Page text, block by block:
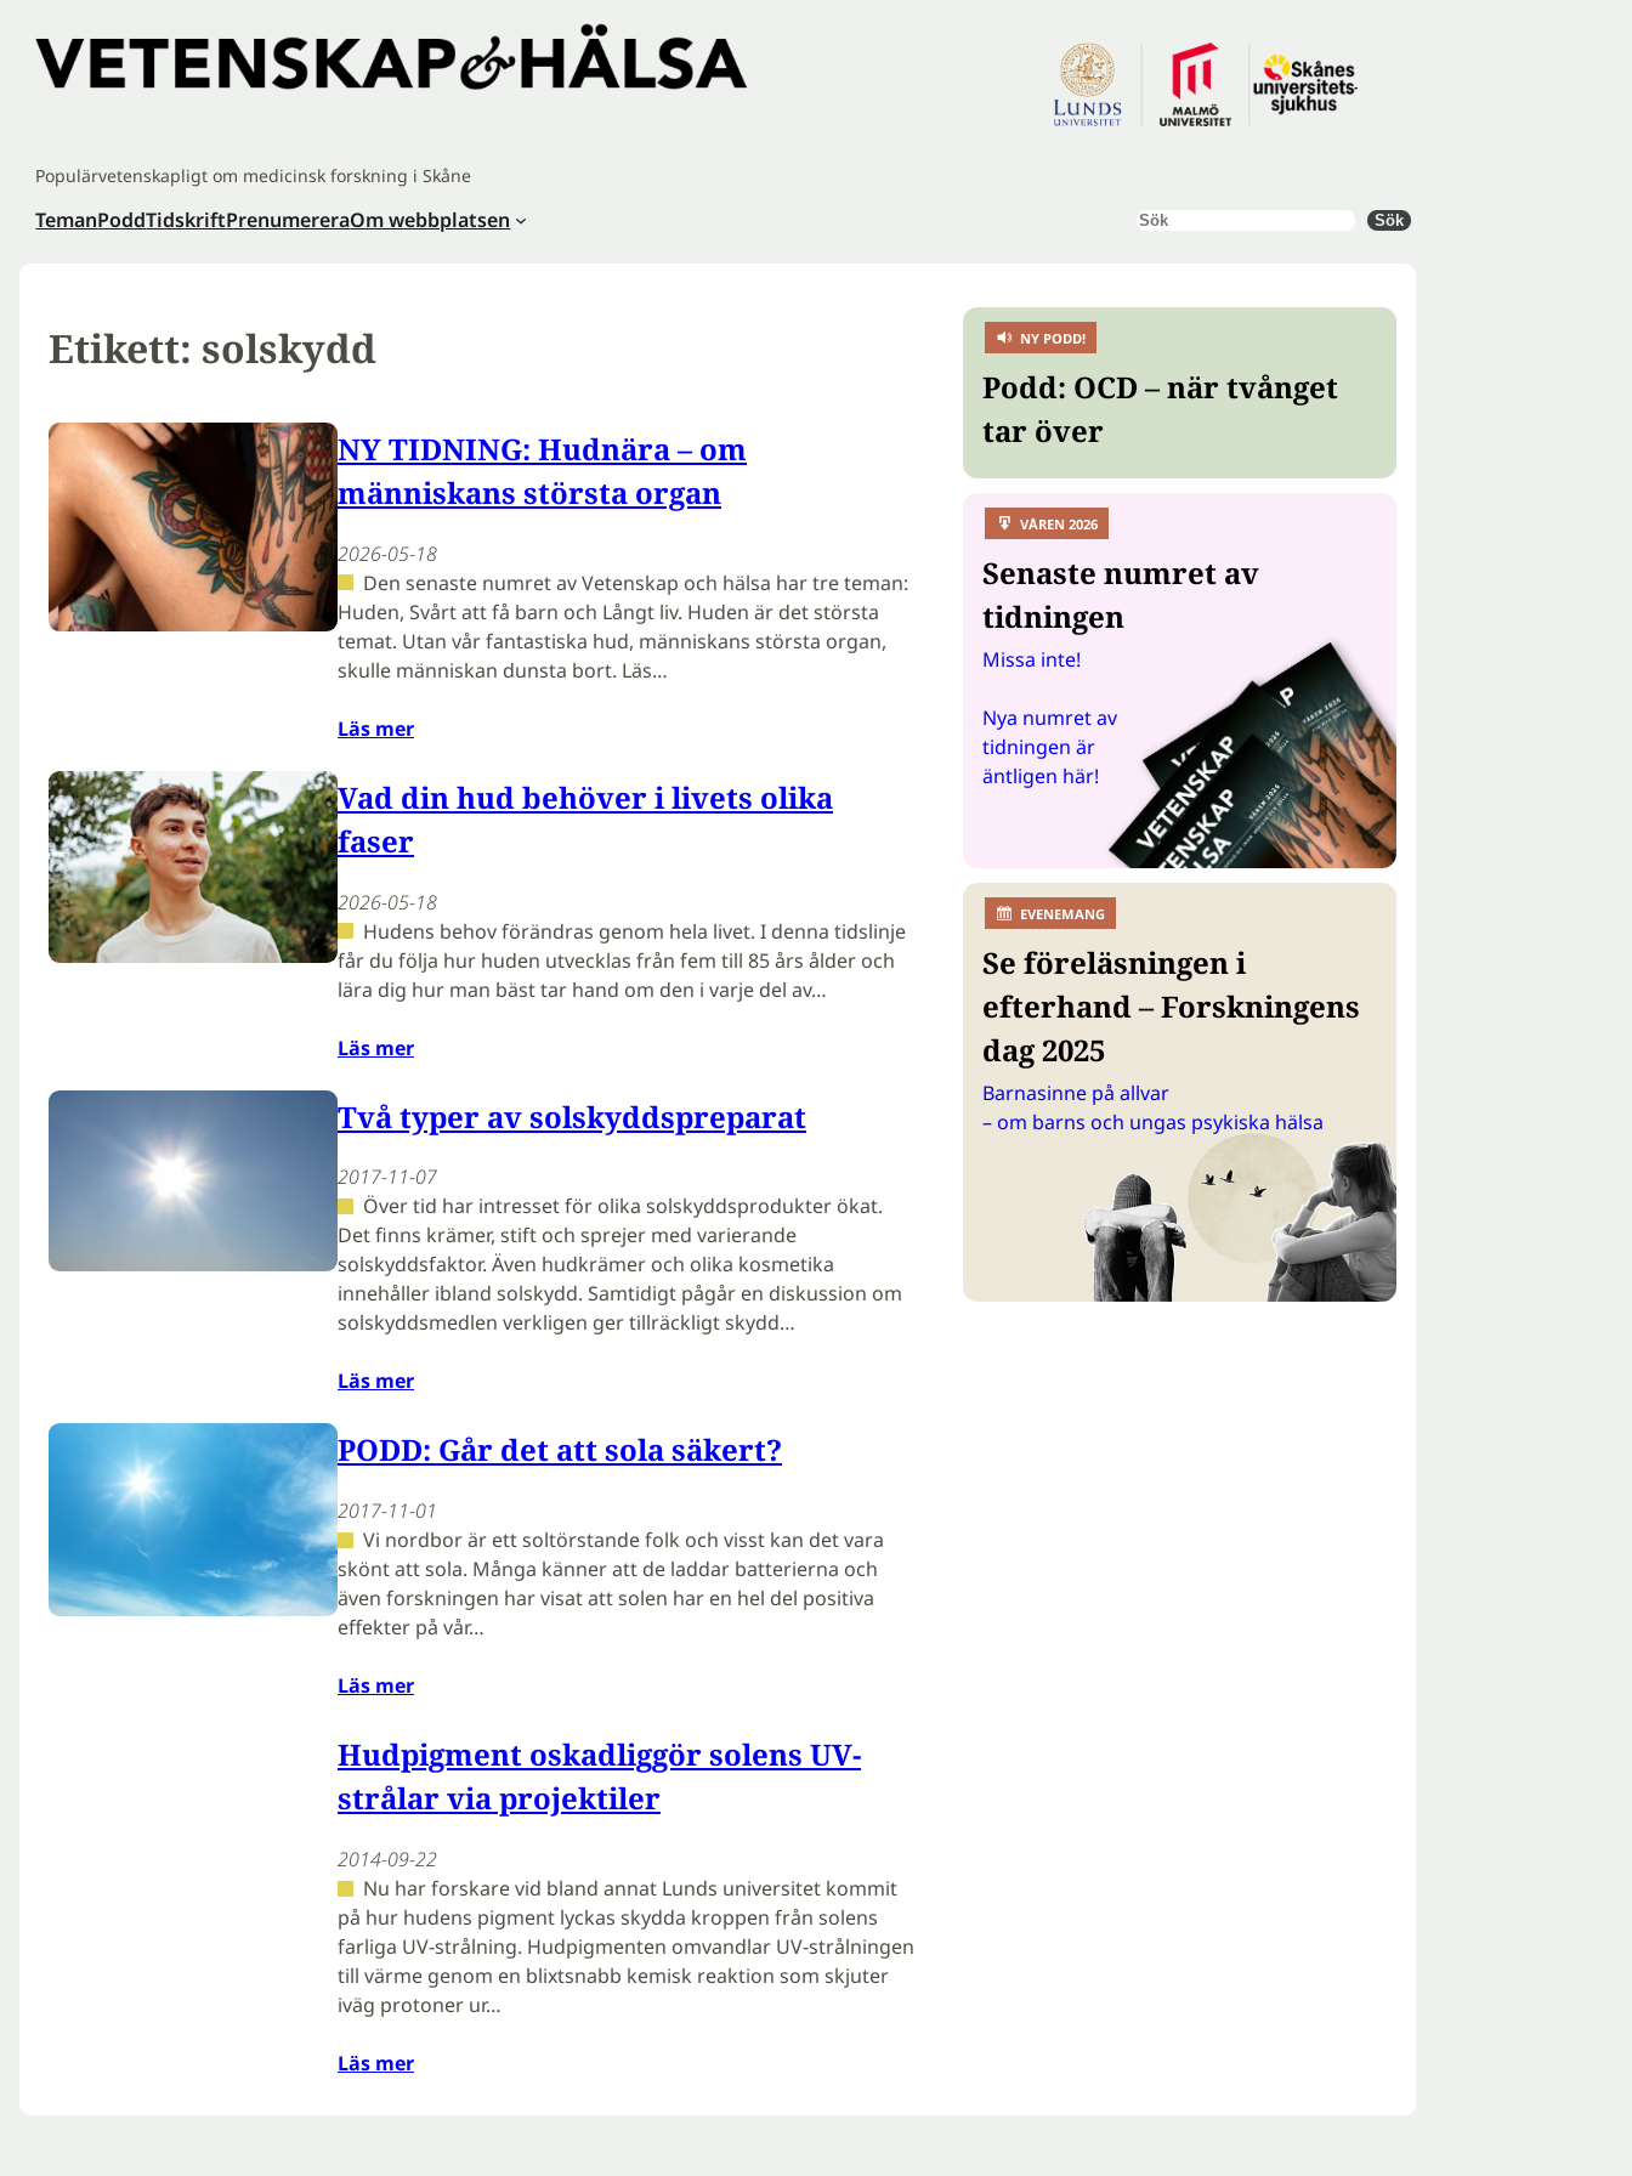
innehåll
Populärvetenskapligt om medicinsk forskning i Skåne
TemanPoddTidskriftPrenumereraOm webbplatsen Sök Sök
Etikett: solskydd
NY TIDNING: Hudnära – om
människans största organ
2026-05-18
Den senaste numret av Vetenskap och hälsa har tre teman:
Huden, Svårt att få barn och Långt liv. Huden är det största
temat. Utan vår fantastiska hud, människans största organ,
skulle människan dunsta bort. Läs…
Läs mer
Vad din hud behöver i livets olika
faser
2026-05-18
Hudens behov förändras genom hela livet. I denna tidslinje
får du följa hur huden utvecklas från fem till 85 års ålder och
lära dig hur man bäst tar hand om den i varje del av…
Läs mer
Två typer av solskyddspreparat
2017-11-07
Över tid har intresset för olika solskyddsprodukter ökat.
Det finns krämer, stift och sprejer med varierande
solskyddsfaktor. Även hudkrämer och olika kosmetika
innehåller ibland solskydd. Samtidigt pågår en diskussion om
solskyddsmedlen verkligen ger tillräckligt skydd…
Läs mer
PODD: Går det att sola säkert?
2017-11-01
Vi nordbor är ett soltörstande folk och visst kan det vara
skönt att sola. Många känner att de laddar batterierna och
även forskningen har visat att solen har en hel del positiva
effekter på vår…
Läs mer
Hudpigment oskadliggör solens UV-
strålar via projektiler
2014-09-22
Nu har forskare vid bland annat Lunds universitet kommit
på hur hudens pigment lyckas skydda kroppen från solens
farliga UV-strålning. Hudpigmenten omvandlar UV-strålningen
till värme genom en blixtsnabb kemisk reaktion som skjuter
iväg protoner ur…
Läs mer
NY PODD!
Podd: OCD – när tvånget
tar över
VÅREN 2026
Senaste numret av
tidningen
Missa inte!
Nya numret av
tidningen är
äntligen här!
EVENEMANG
Se föreläsningen i
efterhand – Forskningens
dag 2025
Barnasinne på allvar
– om barns och ungas psykiska hälsa